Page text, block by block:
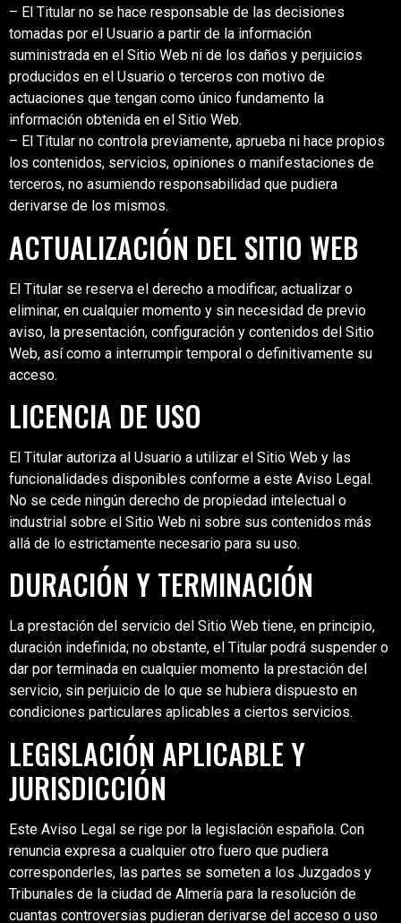
– El Titular no se hace responsable de las decisiones
tomadas por el Usuario a partir de la información
suministrada en el Sitio Web ni de los daños y perjuicios
producidos en el Usuario o terceros con motivo de
actuaciones que tengan como único fundamento la
información obtenida en el Sitio Web.
– El Titular no controla previamente, aprueba ni hace propios
los contenidos, servicios, opiniones o manifestaciones de
terceros, no asumiendo responsabilidad que pudiera
derivarse de los mismos.
ACTUALIZACIÓN DEL SITIO WEB
El Titular se reserva el derecho a modificar, actualizar o
eliminar, en cualquier momento y sin necesidad de previo
aviso, la presentación, configuración y contenidos del Sitio
Web, así como a interrumpir temporal o definitivamente su
acceso.
LICENCIA DE USO
El Titular autoriza al Usuario a utilizar el Sitio Web y las
funcionalidades disponibles conforme a este Aviso Legal.
No se cede ningún derecho de propiedad intelectual o
industrial sobre el Sitio Web ni sobre sus contenidos más
allá de lo estrictamente necesario para su uso.
DURACIÓN Y TERMINACIÓN
La prestación del servicio del Sitio Web tiene, en principio,
duración indefinida; no obstante, el Titular podrá suspender o
dar por terminada en cualquier momento la prestación del
servicio, sin perjuicio de lo que se hubiera dispuesto en
condiciones particulares aplicables a ciertos servicios.
LEGISLACIÓN APLICABLE Y
JURISDICCIÓN
Este Aviso Legal se rige por la legislación española. Con
renuncia expresa a cualquier otro fuero que pudiera
corresponderles, las partes se someten a los Juzgados y
Tribunales de la ciudad de Almería para la resolución de
cuantas controversias pudieran derivarse del acceso o uso